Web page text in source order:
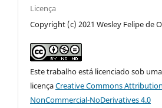
Licença
Copyright (c) 2021 Wesley Felipe de
Este trabalho está licenciado sob uma
licençaCreative Commons
NonCommercial-NoDerivatives 4.0